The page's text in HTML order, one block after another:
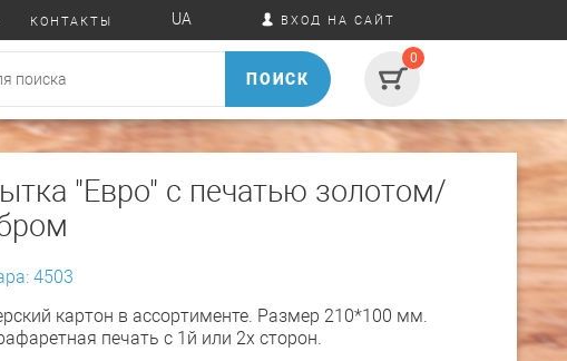
КОНТАКТЫ UA ВХОД НА САЙТ
ПОИСК
0
"Евро" с печатью золотом/
4503
картон в ассортименте. Размер 210*100 мм.
печать с 1й или 2х сторон.